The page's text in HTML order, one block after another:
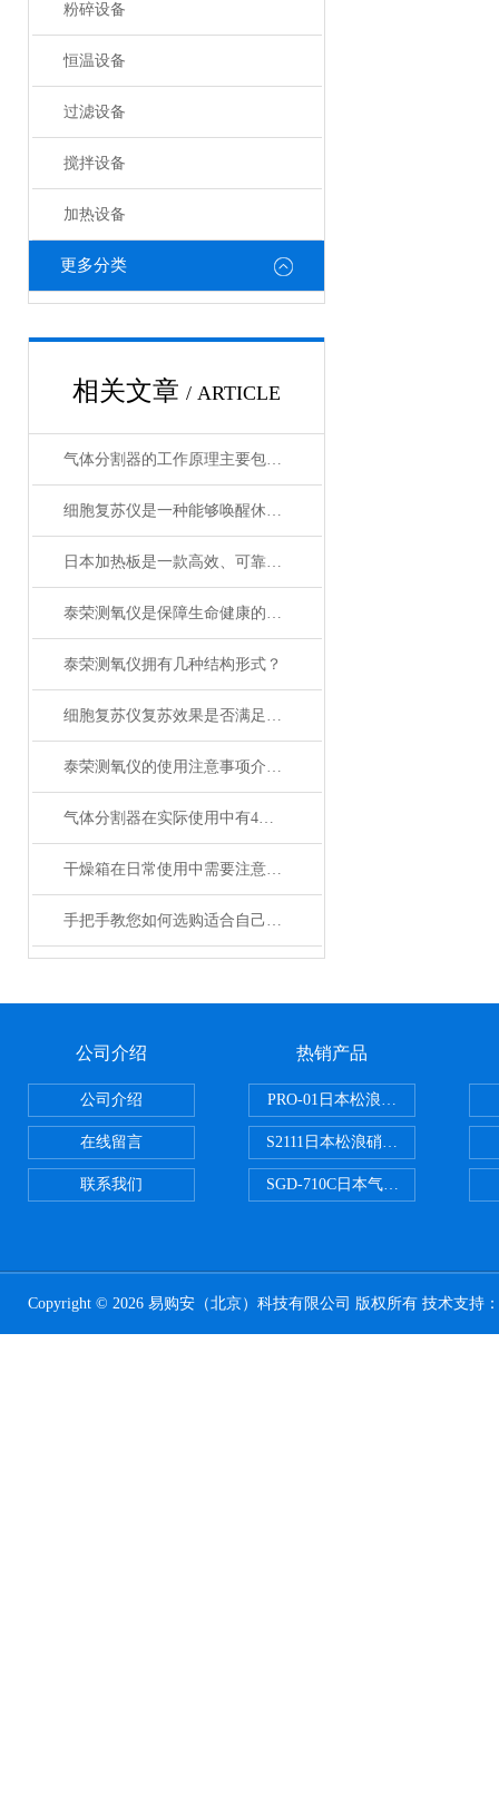
粉碎设备
恒温设备
过滤设备
搅拌设备
加热设备
更多分类
相关文章 / ARTICLE
气体分割器的工作原理主要包括以下3个方面
细胞复苏仪是一种能够唤醒休眠状态细胞的创新设备
日本加热板是一款高效、可靠的加热设备
泰荣测氧仪是保障生命健康的重要工具
泰荣测氧仪拥有几种结构形式？
细胞复苏仪复苏效果是否满足您的实际要求？
泰荣测氧仪的使用注意事项介绍及操作规程
气体分割器在实际使用中有4大特性
干燥箱在日常使用中需要注意哪些事项？
手把手教您如何选购适合自己的日本加热板？
公司介绍
公司介绍
在线留言
联系我们
热销产品
PRO-01日本松浪硝子玻璃制品载
S2111日本松浪硝子载玻片
SGD-710C日本气体分割器
Copyright © 2026 易购安（北京）科技有限公司 版权所有 技术支持：